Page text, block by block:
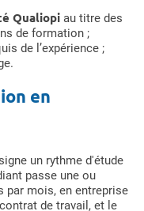
Qualiopi au titre des
de formation ;
de l’expérience ;
en
un rythme d'étude
passe une ou
par mois, en entreprise
de travail, et le